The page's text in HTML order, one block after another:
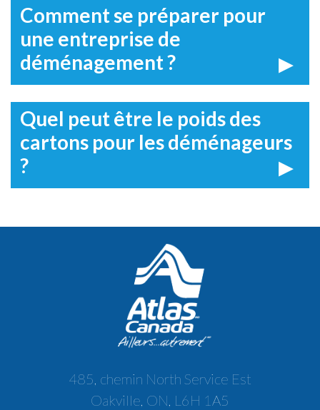
Comment se préparer pour
une entreprise de
déménagement ?
Quel peut être le poids des
cartons pour les déménageurs
?
485, chemin North Service Est
Oakville, ON, L6H 1A5